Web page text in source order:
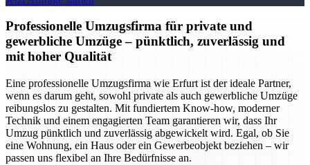
Professionelle Umzugsfirma für private und
gewerbliche Umzüge – pünktlich, zuverlässig und
mit hoher Qualität
Eine professionelle Umzugsfirma wie Erfurt ist der ideale Partner,
wenn es darum geht, sowohl private als auch gewerbliche Umzüge
reibungslos zu gestalten. Mit fundiertem Know-how, moderner
Technik und einem engagierten Team garantieren wir, dass Ihr
Umzug pünktlich und zuverlässig abgewickelt wird. Egal, ob Sie
eine Wohnung, ein Haus oder ein Gewerbeobjekt beziehen – wir
passen uns flexibel an Ihre Bedürfnisse an.